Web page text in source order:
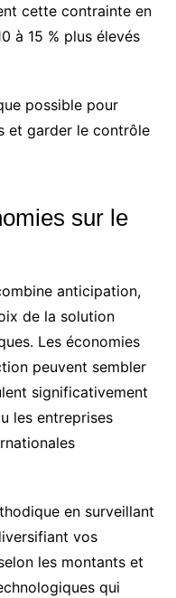
cette contrainte en
à 15 % plus élevés
possible pour
et garder le contrôle
sur le
anticipation,
de la solution
Les économies
peuvent sembler
significativement
les entreprises
en surveillant
vos
les montants et
qui